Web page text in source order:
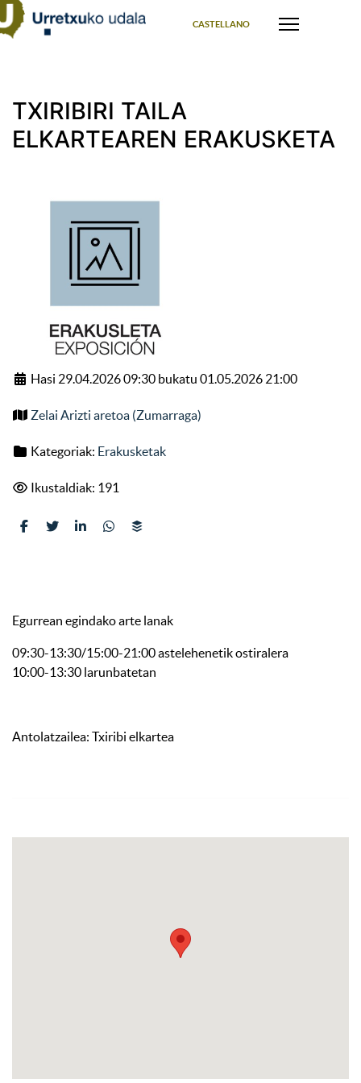
CASTELLANO
TXIRIBIRI TAILA
ELKARTEAREN ERAKUSKETA
Hasi 29.04.2026 09:30 bukatu 01.05.2026 21:00
Zelai Arizti aretoa (Zumarraga)
Kategoriak: Erakusketak
Ikustaldiak: 191
Egurrean egindako arte lanak
09:30-13:30/15:00-21:00 astelehenetik ostiralera
10:00-13:30 larunbatetan
Antolatzailea: Txiribi elkartea